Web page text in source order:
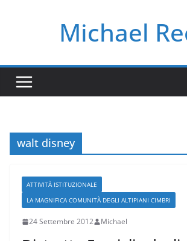
Michael
walt disney
ATTIVITÀ ISTITUZIONALE
LA MAGNIFICA COMUNITÀ DEGLI ALTIPIANI CIMBRI
24 Settembre 2012 Michael